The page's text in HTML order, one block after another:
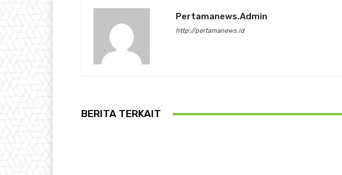
Pertamanews.admin
http://pertamanews.id
BERITA TERKAIT